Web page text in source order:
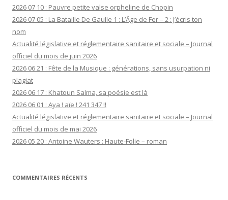
2026 07 10 : Pauvre petite valse orpheline de Chopin
2026 07 05 : La Bataille De Gaulle 1 : L’Âge de Fer – 2 : J’écris ton
nom
Actualité législative et réglementaire sanitaire et sociale – Journal
officiel du mois de juin 2026
2026 06 21 : Fête de la Musique : générations, sans usurpation ni
plagiat
2026 06 17 : Khatoun Salma, sa poésie est là
2026 06 01 : Aya ! aïe ! 241 347 !!
Actualité législative et réglementaire sanitaire et sociale – Journal
officiel du mois de mai 2026
2026 05 20 : Antoine Wauters : Haute-Folie – roman
COMMENTAIRES RÉCENTS